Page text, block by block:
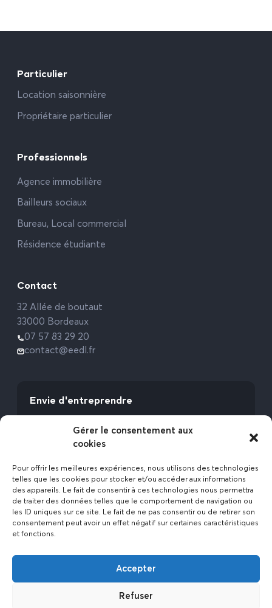
Gérer le consentement aux
cookies
Pour offrir les meilleures expériences, nous utilisons des technologies
telles que les cookies pour stocker et/ou accéder aux informations
des appareils. Le fait de consentir à ces technologies nous permettra
de traiter des données telles que le comportement de navigation ou
les ID uniques sur ce site. Le fait de ne pas consentir ou de retirer son
consentement peut avoir un effet négatif sur certaines caractéristiques
et fonctions.
Accepter
Refuser
Particulier
Location saisonnière
Propriétaire particulier
Professionnels
Agence immobilière
Bailleurs sociaux
Bureau, Local commercial
Résidence étudiante
Contact
32 Allée de boutaut
33000 Bordeaux
07 57 83 29 20
contact@eedl.fr
Envie d'entreprendre
avec l’Expert Etat des Lieux !
Rejoignez-nous
Politique de confidentialité